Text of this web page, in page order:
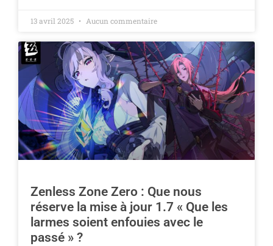
13 avril 2025 Aucun commentaire
Zenless Zone Zero : Que nous
réserve la mise à jour 1.7 « Que les
larmes soient enfouies avec le
passé » ?